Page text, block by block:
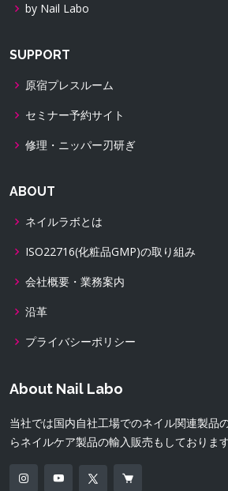
by Nail Labo
SUPPORT
原宿プレスルーム
セミナー予約サイト
修理・ニッパー刃研ぎ
ABOUT
ネイルラボとは
ISO22716(化粧品GMP)の取り組み
会社概要・業務案内
沿革
プライバシーポリシー
About Nail Labo
当社では国内自社工場でのネイル関連製品
らネイルケア製品の輸入販売もしております